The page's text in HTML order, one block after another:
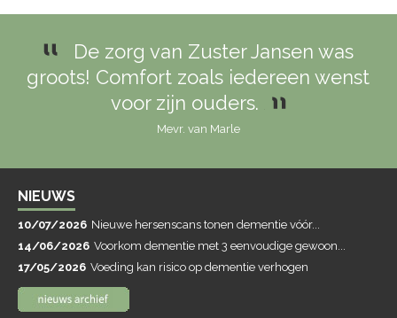
De zorg van Zuster Jansen was
groots! Comfort zoals iedereen wenst
voor zijn ouders.
Mevr. van Marle
NIEUWS
10/07/2026 Nieuwe hersenscans tonen dementie vóór...
14/06/2026 Voorkom dementie met 3 eenvoudige gewoon...
17/05/2026 Voeding kan risico op dementie verhogen